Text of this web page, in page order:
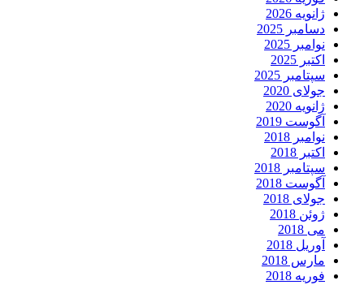
ژانویه 2026
دسامبر 2025
نوامبر 2025
اکتبر 2025
سپتامبر 2025
جولای 2020
ژانویه 2020
آگوست 2019
نوامبر 2018
اکتبر 2018
سپتامبر 2018
آگوست 2018
جولای 2018
ژوئن 2018
می 2018
آوریل 2018
مارس 2018
فوریه 2018